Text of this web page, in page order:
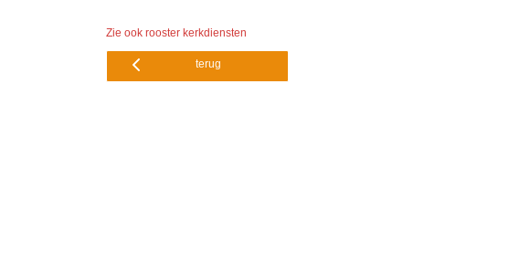
Zie ook rooster kerkdiensten
terug